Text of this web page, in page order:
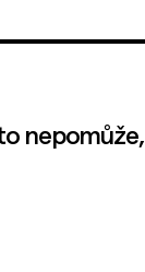
nepomůže,